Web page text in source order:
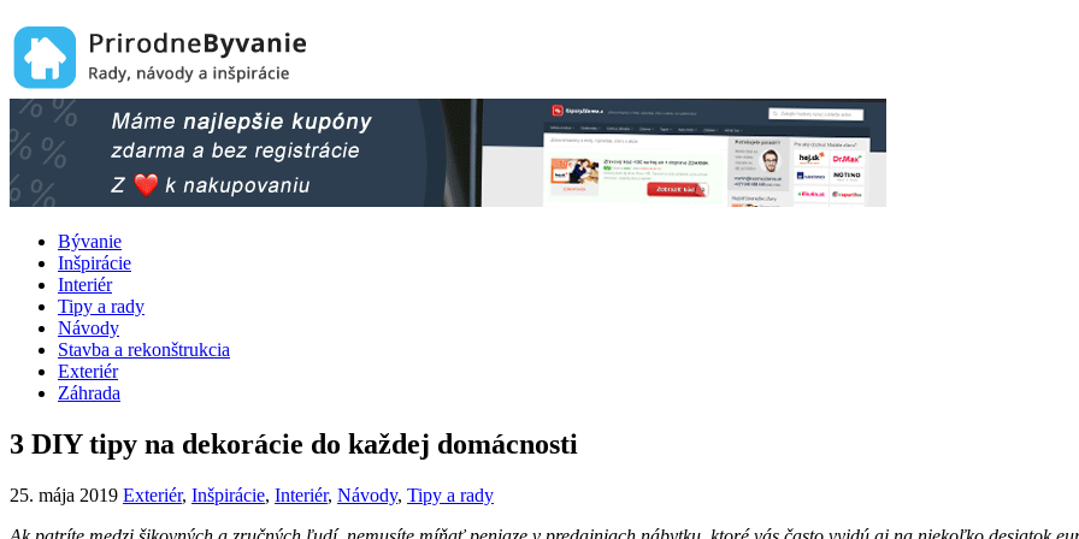
Bývanie
Inšpirácie
Interiér
Tipy a rady
Návody
Stavba a rekonštrukcia
Exteriér
Záhrada
3 DIY tipy na dekorácie do každej domácnosti
25. mája 2019 Exteriér, Inšpirácie, Interiér, Návody, Tipy a rady